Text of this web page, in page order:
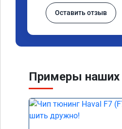
Оставить отзыв
Примеры наших